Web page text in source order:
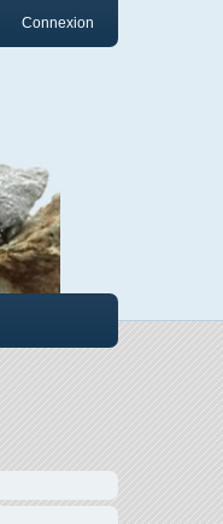
Connexion